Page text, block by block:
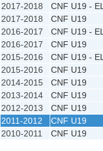
2017-2018 CNF U19 - EL
2017-2018 CNF U19
2016-2017 CNF U19 - EL
2016-2017 CNF U19
2015-2016 CNF U19 - EL
2015-2016 CNF U19
2014-2015 CNF U19
2013-2014 CNF U19
2012-2013 CNF U19
2011-2012 CNF U19
2010-2011 CNF U19